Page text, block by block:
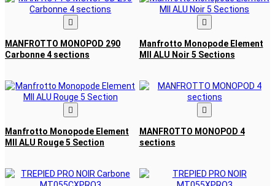

MANFROTTO MONOPOD 290
Carbonne 4 sections

Manfrotto Monopode Element
MII ALU Noir 5 Sections

Manfrotto Monopode Element
MII ALU Rouge 5 Section

MANFROTTO MONOPOD 4
sections